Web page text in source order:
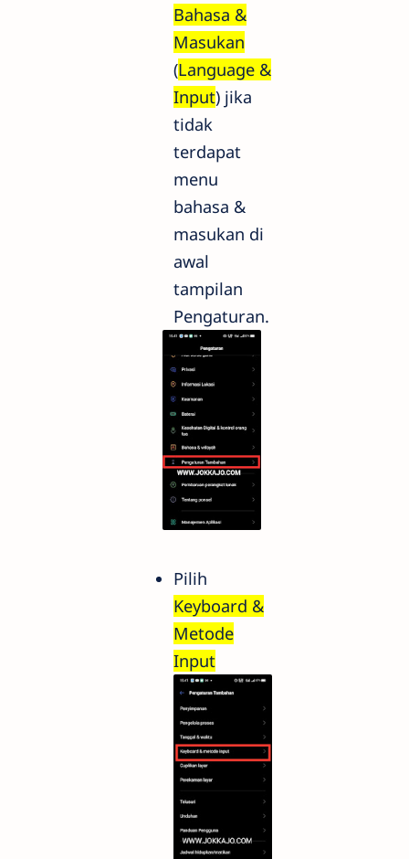
Bahasa &
Masukan
(Language &
Input) jika
tidak
terdapat
menu
bahasa &
masukan di
awal
tampilan
Pengaturan.
Pilih
Keyboard &
Metode
Input